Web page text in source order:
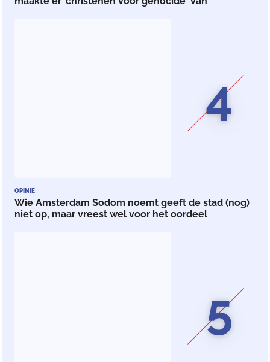
4
OPINIE
Wie Amsterdam Sodom noemt geeft de stad (nog)
niet op, maar vreest wel voor het oordeel
5